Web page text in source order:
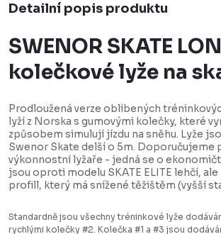
Detailní popis produktu
SWENOR SKATE
kolečkové lyže na
Prodloužená verze oblíbených
lyží z Norska s gumovými kolečky, které
způsobem simulují jízdu na sněhu. Lyže
Swenor Skate delší o 5m. Doporučujeme
výkonnostní lyžaře - jedná se o
jsou oproti modelu SKATE ELITE lehčí,
profill, který má snížené těžištěm (vyšší
Standardně jsou všechny tréninkové lyže
rychlými kolečky #2. Kolečka #1 a #3 jsou